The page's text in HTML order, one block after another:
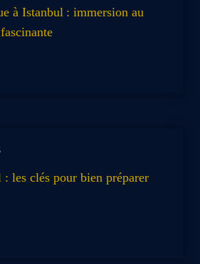
à Istanbul : immersion au
: les clés pour bien préparer